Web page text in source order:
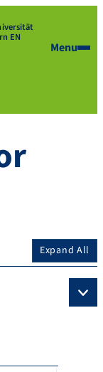
EN
Menu
Expand All